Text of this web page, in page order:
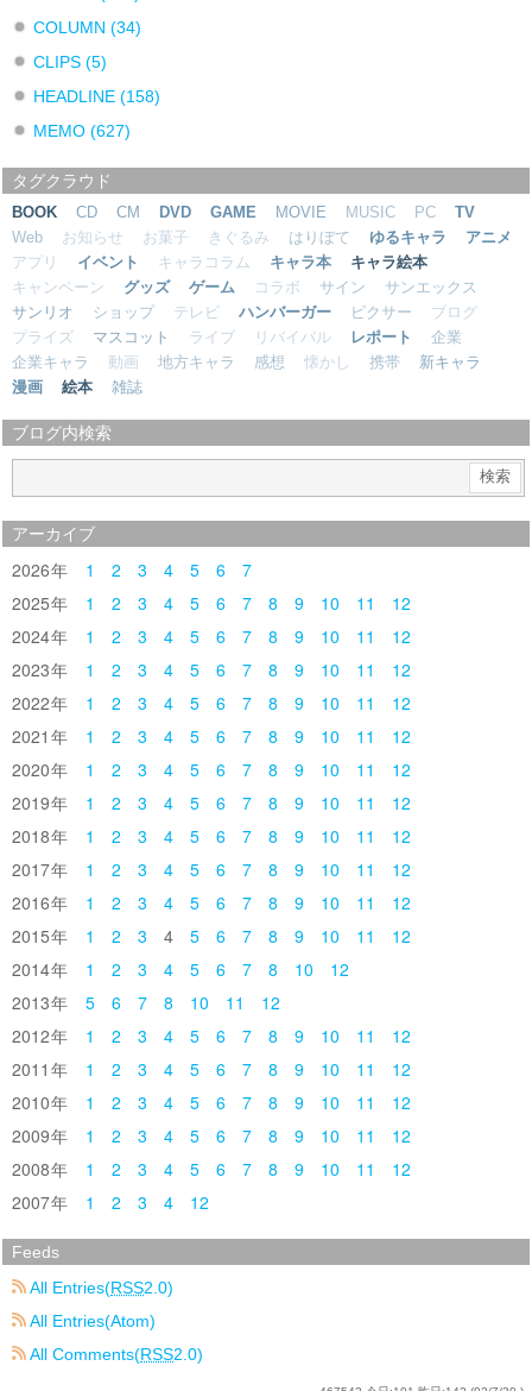
COLUMN(34)
CLIPS(5)
HEADLINE(158)
MEMO(627)
タグクラウド
BOOK CD CM DVD GAME MOVIE MUSIC PC
TV
Web
お知らせ お菓子 きぐるみ はりぼて ゆるキャラ
アニメ
アプリ
イベント キャラコラム キャラ本
キャラ絵本
キャンペーン
グッズ ゲーム コラボ サイン
サンエックス
サンリオ
ショップ テレビ ハンバーガー ピクサー
ブログ
プライズ
マスコット ライブ リバイバル レポート
企業
企業キャラ
動画 地方キャラ 感想 懐かし 携帯
新キャラ
漫画
絵本 雑誌
ブログ内検索
アーカイブ
2026 1 2 3 4 5 6
7
2025
1 2 3 4 5 6 7 8 9 10 11
12
2024
1 2 3 4 5 6 7 8 9 10 11
12
2023
1 2 3 4 5 6 7 8 9 10 11
12
2022
1 2 3 4 5 6 7 8 9 10 11
12
2021
1 2 3 4 5 6 7 8 9 10 11
12
2020
1 2 3 4 5 6 7 8 9 10 11
12
2019
1 2 3 4 5 6 7 8 9 10 11
12
2018
1 2 3 4 5 6 7 8 9 10 11
12
2017
1 2 3 4 5 6 7 8 9 10 11
12
2016
1 2 3 4 5 6 7 8 9 10 11
12
2015
1 2 3 4 5 6 7 8 9 10 11
12
2014
1 2 3 4 5 6 7 8 10
12
2013
5 6 7 8 10 11
12
2012
1 2 3 4 5 6 7 8 9 10 11
12
2011
1 2 3 4 5 6 7 8 9 10 11
12
2010
1 2 3 4 5 6 7 8 9 10 11
12
2009
1 2 3 4 5 6 7 8 9 10 11
12
2008
1 2 3 4 5 6 7 8 9 10 11
12
2007
1 2 3 4 12
Feeds
All Entries(RSS2.0)
All Entries(Atom)
All Comments(RSS2.0)